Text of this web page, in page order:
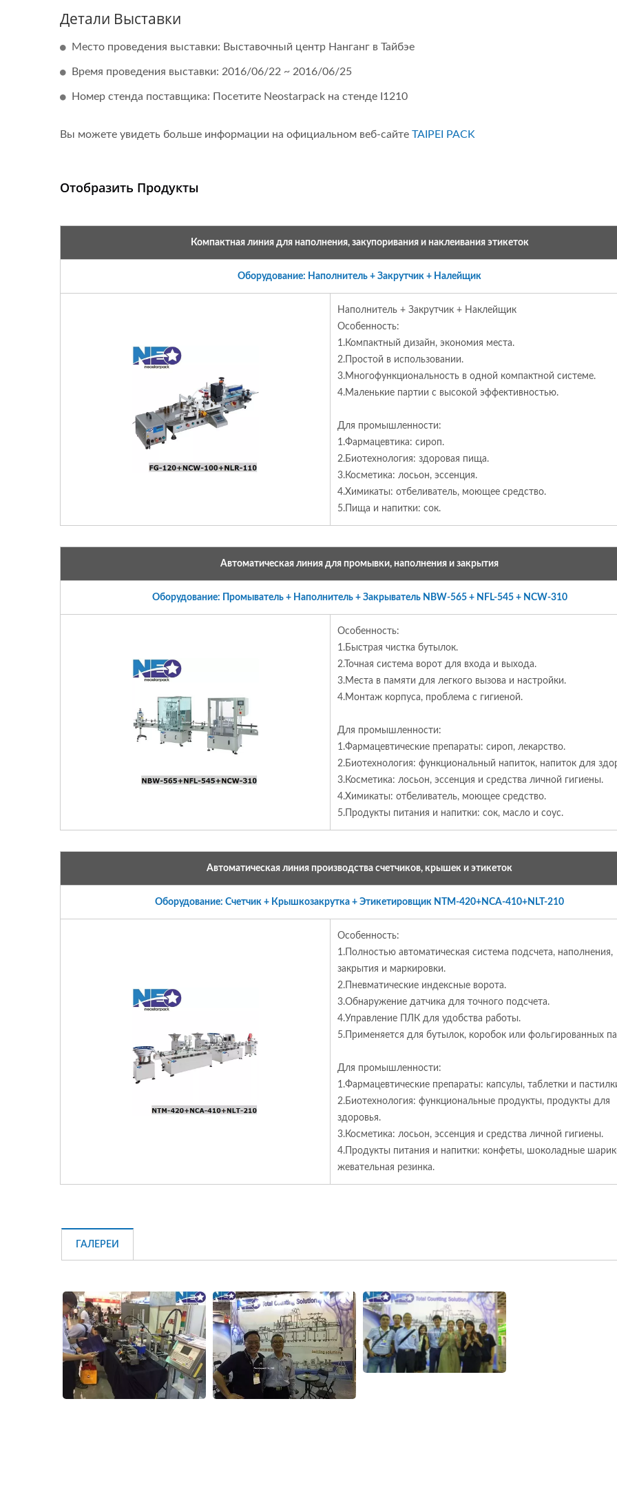
Детали Выставки
Место проведения выставки: Выставочный центр Нанганг в Тайбэе
Время проведения выставки: 2016/06/22 ~ 2016/06/25
Номер стенда поставщика: Посетите Neostarpack на стенде I1210
Вы можете увидеть больше информации на официальном веб-сайте TAIPEI PACK
Отобразить Продукты
Компактная линия для наполнения, закупоривания и наклеивания этикеток
Оборудование: Наполнитель + Закрутчик + Налейщик
Наполнитель + Закрутчик + Наклейщик
Особенность:
1.Компактный дизайн, экономия места.
2.Простой в использовании.
3.Многофункциональность в одной компактной системе.
4.Маленькие партии с высокой эффективностью.
Для промышленности:
1.Фармацевтика: сироп.
2.Биотехнология: здоровая пища.
3.Косметика: лосьон, эссенция.
4.Химикаты: отбеливатель, моющее средство.
5.Пища и напитки: сок.
Автоматическая линия для промывки, наполнения и закрытия
Оборудование: Промыватель + Наполнитель + Закрыватель NBW-565 + NFL-545 + NCW-310
Особенность:
1.Быстрая чистка бутылок.
2.Точная система ворот для входа и выхода.
3.Места в памяти для легкого вызова и настройки.
4.Монтаж корпуса, проблема с гигиеной.
Для промышленности:
1.Фармацевтические препараты: сироп, лекарство.
2.Биотехнология: функциональный напиток, напиток для
3.Косметика: лосьон, эссенция и средства личной гигиены.
4.Химикаты: отбеливатель, моющее средство.
5.Продукты питания и напитки: сок, масло и соус.
Автоматическая линия производства счетчиков, крышек и этикеток
Оборудование: Счетчик + Крышкозакрутка + Этикетировщик NTM-420+NCA-410+NLT-210
Особенность:
1.Полностью автоматическая система подсчета, наполнения,
закрытия и маркировки.
2.Пневматические индексные ворота.
3.Обнаружение датчика для точного подсчета.
4.Управление ПЛК для удобства работы.
5.Применяется для бутылок, коробок или фольгированных
Для промышленности:
1.Фармацевтические препараты: капсулы, таблетки и
2.Биотехнология: функциональные продукты, продукты для
здоровья.
3.Косметика: лосьон, эссенция и средства личной гигиены.
4.Продукты питания и напитки: конфеты, шоколадные
жевательная резинка.
ГАЛЕРЕИ